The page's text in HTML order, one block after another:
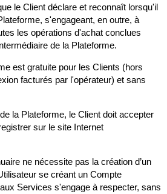
le Client déclare et reconnaît lorsqu'il
s'engageant, en outre, à
les opérations d'achat conclues
de la Plateforme.
est gratuite pour les Clients (hors
facturés par l'opérateur) et sans
la Plateforme, le Client doit accepter
sur le site Internet
ne nécessite pas la création d’un
se créant un Compte
Services s'engage à respecter, sans